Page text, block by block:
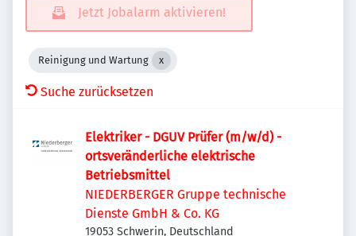
Jetzt Jobalarm aktivieren!
Reinigung und Wartung
Suche zurücksetzen
Elektriker - DGUV Prüfer (m/w/d) -
ortsveränderliche elektrische
Betriebsmittel
NIEDERBERGER Gruppe technische
Dienste GmbH & Co. KG
19053 Schwerin, Deutschland